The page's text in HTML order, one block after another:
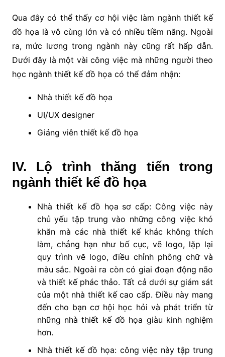
Qua đây có thể thấy cơ hội việc làm ngành thiết kế
đồ họa là vô cùng lớn và có nhiều tiềm năng. Ngoài
ra, mức lương trong ngành này cũng rất hấp dẫn.
Dưới đây là một vài công việc mà những người theo
học ngành thiết kế đồ họa có thể đảm nhận:
Nhà thiết kế đồ họa
UI/UX designer
Giảng viên thiết kế đồ họa
IV. Lộ trình thăng tiến trong
ngành thiết kế đồ họa
Nhà thiết kế đồ họa sơ cấp: Công việc này
chủ yếu tập trung vào những công việc khó
khăn mà các nhà thiết kế khác không thích
làm, chẳng hạn như bố cục, vẽ logo, lặp lại
quy trình vẽ logo, điều chỉnh phông chữ và
màu sắc. Ngoài ra còn có giai đoạn động não
và thiết kế phác thảo. Tất cả dưới sự giám sát
của một nhà thiết kế cao cấp. Điều này mang
đến cho bạn cơ hội học hỏi và phát triển từ
những nhà thiết kế đồ họa giàu kinh nghiệm
hơn.
Nhà thiết kế đồ họa: công việc này tập trung